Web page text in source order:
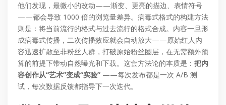
他们发现，最微小的改动——渐变、更亮的描边、表情符号
——都会导致 1000 倍的浏览量差异。病毒式格式的构建方法
则是：将当前流行的格式与过去流行的格式合成。内容一旦形
成病毒式传播，二次传播效应就会自动放大——原始红人内
容迅速扩散至非粉丝人群，打破原始粉丝圈层，在无需额外预
算的前提下带动自然曝光和下载。这套方法论的本质是： 把内
容创作从“艺术”变成“实验” ——每次发布都是一次 A/B 测
试，每次数据反馈都指导下一次迭代。